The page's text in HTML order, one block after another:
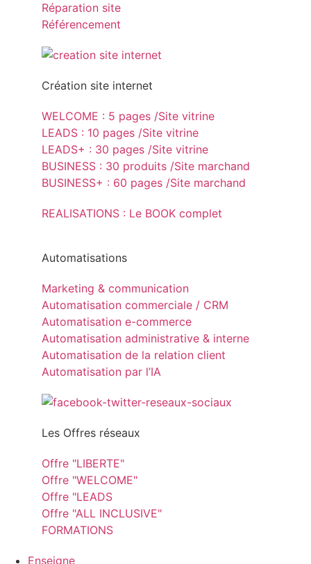
Réparation site
Référencement
Création site internet
WELCOME : 5 pages /Site vitrine
LEADS : 10 pages /Site vitrine
LEADS+ : 30 pages /Site vitrine
BUSINESS : 30 produits /Site marchand
BUSINESS+ : 60 pages /Site marchand
REALISATIONS : Le BOOK complet
Automatisations
Marketing & communication
Automatisation commerciale / CRM
Automatisation e-commerce
Automatisation administrative & interne
Automatisation de la relation client
Automatisation par l’IA
Les Offres réseaux
Offre "LIBERTE"
Offre "WELCOME"
Offre "LEADS
Offre "ALL INCLUSIVE"
FORMATIONS
Enseigne